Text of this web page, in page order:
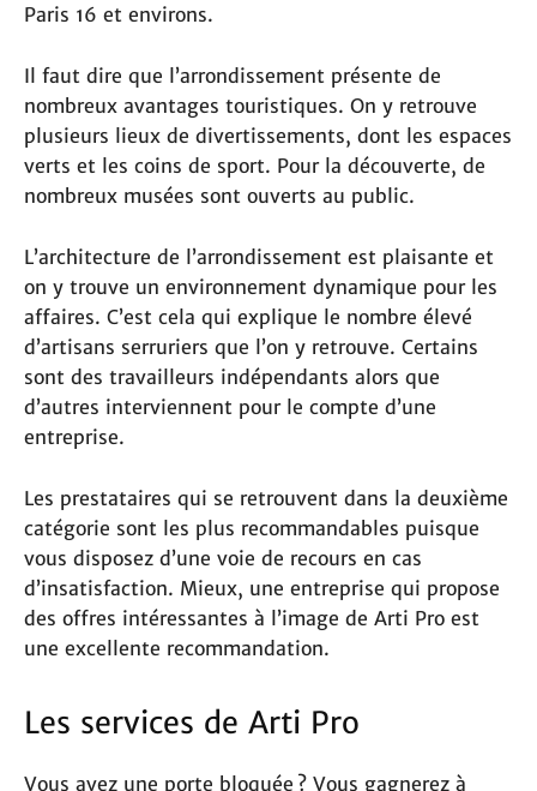
Paris 16 et environs.
Il faut dire que l’arrondissement présente de
nombreux avantages touristiques. On y retrouve
plusieurs lieux de divertissements, dont les espaces
verts et les coins de sport. Pour la découverte, de
nombreux musées sont ouverts au public.
L’architecture de l’arrondissement est plaisante et
on y trouve un environnement dynamique pour les
affaires. C’est cela qui explique le nombre élevé
d’artisans serruriers que l’on y retrouve. Certains
sont des travailleurs indépendants alors que
d’autres interviennent pour le compte d’une
entreprise.
Les prestataires qui se retrouvent dans la deuxième
catégorie sont les plus recommandables puisque
vous disposez d’une voie de recours en cas
d’insatisfaction. Mieux, une entreprise qui propose
des offres intéressantes à l’image de Arti Pro est
une excellente recommandation.
Les services de Arti Pro
Vous avez une porte bloquée ? Vous gagnerez à